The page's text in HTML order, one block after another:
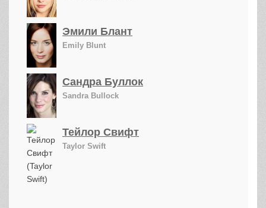
Эмили Блант
Emily Blunt
Сандра Буллок
Sandra Bullock
Тейлор Свифт
Taylor Swift